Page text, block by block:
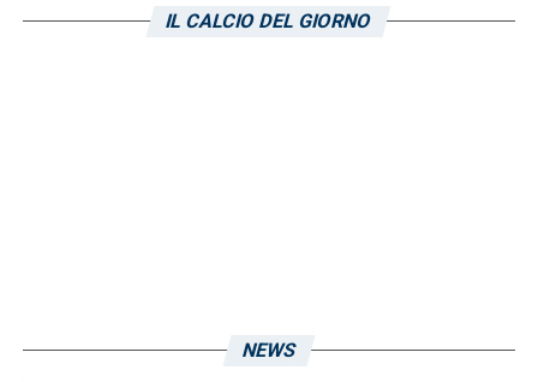
dell’allenatore di Testaccio. Il giovane è stato
IL CALCIO DEL GIORNO
NEWS